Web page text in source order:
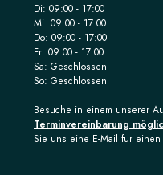
Di: 09:00 - 17:00
Mi: 09:00 - 17:00
Do: 09:00 - 17:00
Fr: 09:00 - 17:00
Sa: Geschlossen
So: Geschlossen
Besuche in einem unserer
Terminvereinbarung
Sie uns eine E-Mail für einen